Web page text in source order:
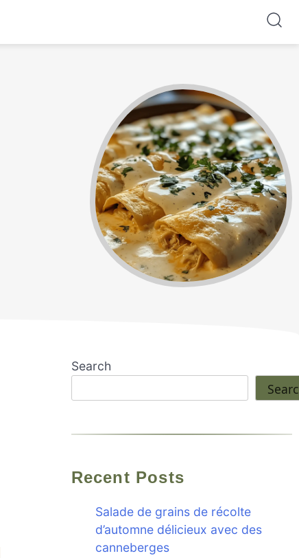
Search
Recent Posts
Salade de grains de récolte
d’automne délicieux avec des
canneberges